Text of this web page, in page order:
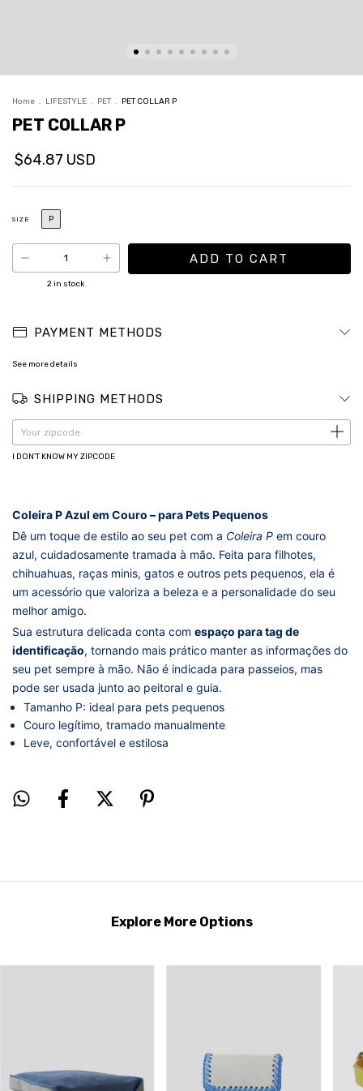
Home . LIFESTYLE . PET . PET COLLAR P
PET COLLAR P
$64.87 USD
SIZE P
2in stock
PAYMENT METHODS
See more details
SHIPPING METHODS
CHANGE ZIPCODE
I DON'T KNOW MY ZIPCODE
Coleira P Azul em Couro – para Pets Pequenos
Dê um toque de estilo ao seu pet com a Coleira P em couro
azul, cuidadosamente tramada à mão. Feita para filhotes,
chihuahuas, raças minis, gatos e outros pets pequenos, ela é
um acessório que valoriza a beleza e a personalidade do seu
melhor amigo.
Sua estrutura delicada conta com espaço para tag de
identificação, tornando mais prático manter as informações do
seu pet sempre à mão. Não é indicada para passeios, mas
pode ser usada junto ao peitoral e guia.
Tamanho P: ideal para pets pequenos
Couro legítimo, tramado manualmente
Leve, confortável e estilosa
Explore More Options